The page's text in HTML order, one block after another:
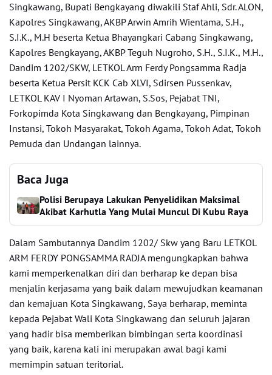
Singkawang, Bupati Bengkayang diwakili Staf Ahli, Sdr. ALON,
Kapolres Singkawang, AKBP Arwin Amrih Wientama, S.H.,
S.I.K., M.H beserta Ketua Bhayangkari Cabang Singkawang,
Kapolres Bengkayang, AKBP Teguh Nugroho, S.H., S.I.K., M.H.,
Dandim 1202/SKW, LETKOL Arm Ferdy Pongsamma Radja
beserta Ketua Persit KCK Cab XLVI, Sdirsen Pussenkav,
LETKOL KAV I Nyoman Artawan, S.Sos, Pejabat TNI,
Forkopimda Kota Singkawang dan Bengkayang, Pimpinan
Instansi, Tokoh Masyarakat, Tokoh Agama, Tokoh Adat, Tokoh
Pemuda dan Undangan lainnya.
Baca Juga
Polisi Berupaya Lakukan Penyelidikan Maksimal
Akibat Karhutla Yang Mulai Muncul Di Kubu Raya
Dalam Sambutannya Dandim 1202/ Skw yang Baru LETKOL
ARM FERDY PONGSAMMA RADJA mengungkapkan bahwa
kami memperkenalkan diri dan berharap ke depan bisa
menjalin kerjasama yang baik dalam mewujudkan keamanan
dan kemajuan Kota Singkawang, Saya berharap, meminta
kepada Pejabat Wali Kota Singkawang dan seluruh jajaran
yang hadir bisa memberikan bimbingan serta koordinasi
yang baik, karena kali ini merupakan awal bagi kami
memimpin satuan teritorial.